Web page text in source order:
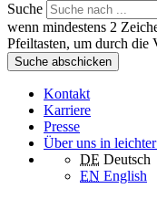
Suche
wenn mindestens 2
Pfeiltasten, um durch die
Suche abschicken
Kontakt
Karriere
Presse
Über uns in
DE Deutsch
EN English